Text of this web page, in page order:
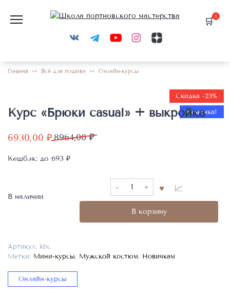
содержанию
1
Главная Всё для пошива Онлайн-курсы
Скидка -23%
Новинка!
Курс «Брюки casual» + выкройка
8964,00₽
Первоначальная
6930,00 ₽
Текущая
Кешбэк: до 693 ₽
В наличии
Количество
товара
«БрюкиВ корзину
Артикул: kbc
Метки: Мини-курсы, Мужской костюм, Новичкам
Онлайн-курсы